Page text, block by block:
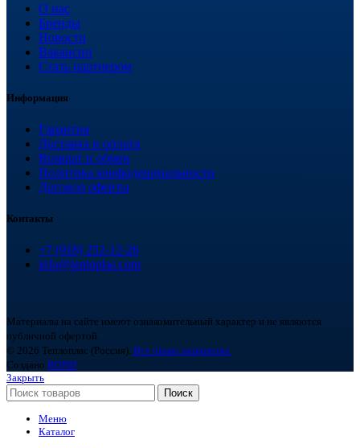
О нас
Бренды
Новости
Вакансии
Стать партнером
Информация
Гарантия
Доставка и оплата
Возврат и обмен
Политика конфиденциальности
Договор оферты
Контакты
+7 (918) 252-12-26
info@teploplas.com
Материалы на сайте имеют ознакомительный характер и не являются
публичной офертой.
© 2026 Теплоплас (Россия). Все права защищены.
Создано BOND
Закрыть
Поиск
Меню
Каталог